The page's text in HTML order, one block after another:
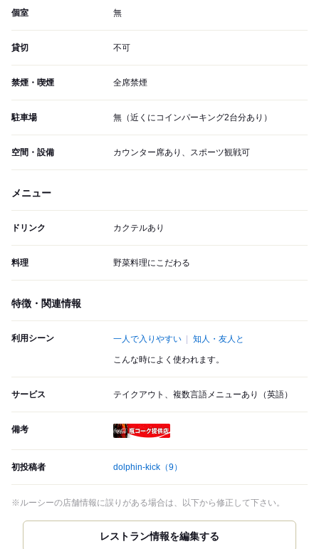
個室 無
貸切 不可
禁煙・喫煙 全席禁煙
駐車場 無（近くにコインパーキング2台分あり）
空間・設備 カウンター席あり、スポーツ観戦可
メニュー
ドリンク カクテルあり
料理 野菜料理にこだわる
特徴・関連情報
利用シーン 一人で入りやすい 知人・友人と
こんな時によく使われます。
サービス テイクアウト、複数言語メニューあり（英語）
備考
初投稿者 dolphin-kick （9）
※ルーシーの店舗情報に誤りがある場合は、以下から修正して下さい。